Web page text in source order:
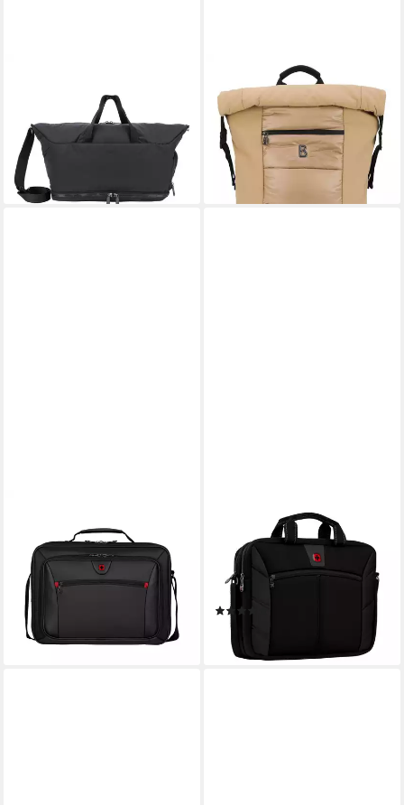
Weekender Dearden, Nylon
lieferbar - in 2-3 Werktagen bei dir
Rucksack Leon Backpack
ab 210,00 € UVP350,00 €
-40%
lieferbar - in 2-3 Werktagen bei dir
Laptoptasche Insight 15,6 Zoll
Laptop-Aktentasche mit
Tablet-Fach
56,56 €
lieferbar - in 2-3 Werktagen bei dir
Laptoptasche Laptop-
Slimcase Sherpa 16" Laptop
Trolleyriemen Leicht 8 Liter
Schwarz
ab 28,94 €
leider ausverkauft